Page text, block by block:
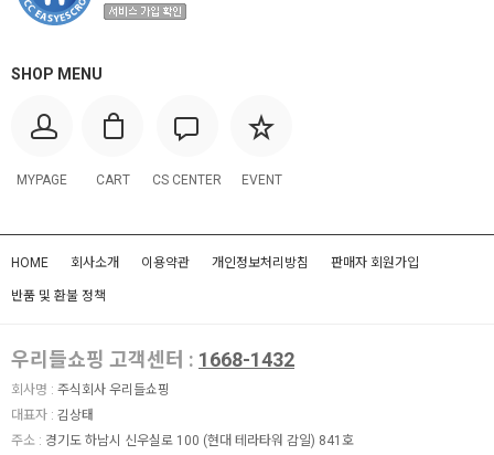
SHOP MENU
MYPAGE CART CS CENTER EVENT
HOME 회사소개 이용약관 개인정보처리방침 판매자 회원가입
반품 및 환불 정책
우리들쇼핑 고객센터 : 1668-1432
회사명 : 주식회사 우리들쇼핑
대표자 : 김상태
주소 : 경기도 하남시 신우실로 100 (현대 테라타워 감일) 841호